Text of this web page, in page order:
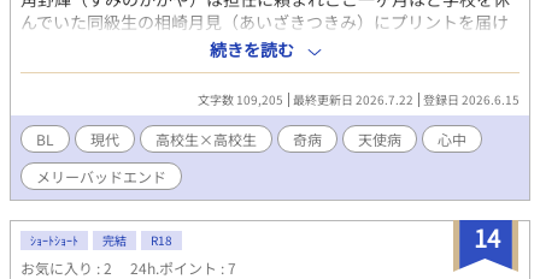
んでいた同級生の相崎月見（あいざきつきみ）にプリントを届け
に行く。久しぶりに会った相崎の背中には天使のような羽根が生
えていた。 その羽根は相崎の命を啜り、いずれ天に還るという。
相崎が死ぬまでの1ヶ月相崎の願いを叶えるために奔走することに
した輝であったが……。 注意事項 本作には以下の描写が含まれま
す。 ・DV（詳細描写なし。会話内で触れる） ・性的虐待（詳細
描写なし。会話内で触れる） ・心中 本作では心中を扱っています
が、助長する意図はございません。 苦しんだ先にあるのが心中な
のだと思いますが、それでも私は生きていてほしいと願ってしま
います。 生きるのって本当に苦しいですよね。どうしたらいいの
か私も毎日頭を悩ませています。
続きを読む
文字数 109,205 最終更新日 2026.7.22 登録日 2026.6.15
BL 現代 高校生×高校生 奇病 天使病
心中
メリーバッドエンド
14
ｼｮｰﾄｼｮｰﾄ 完結 R18
お気に入り : 2 24h.ポイント : 7